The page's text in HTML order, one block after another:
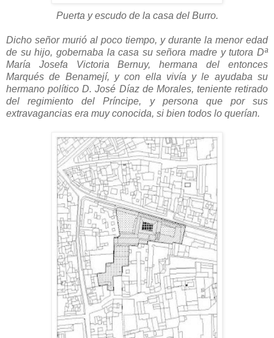
Puerta y escudo de la casa del Burro.
Dicho señor murió al poco tiempo, y durante la menor edad
de su hijo, gobernaba la casa su señora madre y tutora Dª
María Josefa Victoria Bernuy, hermana del entonces
Marqués de Benamejí, y con ella vivía y le ayudaba su
hermano político D. José Díaz de Morales, teniente retirado
del regimiento del Príncipe, y persona que por sus
extravagancias era muy conocida, si bien todos lo querían.